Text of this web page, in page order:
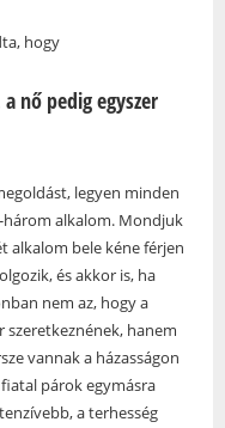
hogy
nő pedig egyszer
legyen minden
alkalom. Mondjuk
alkalom bele kéne férjen
és akkor is, ha
nem az, hogy a
hanem
vannak a házasságon
párok egymásra
a terhesség